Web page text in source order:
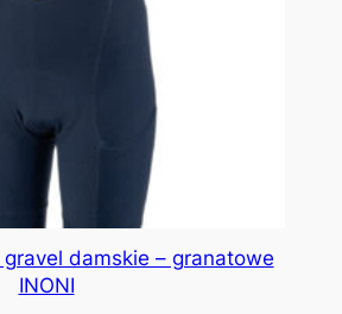
damskie – granatowe
INONI